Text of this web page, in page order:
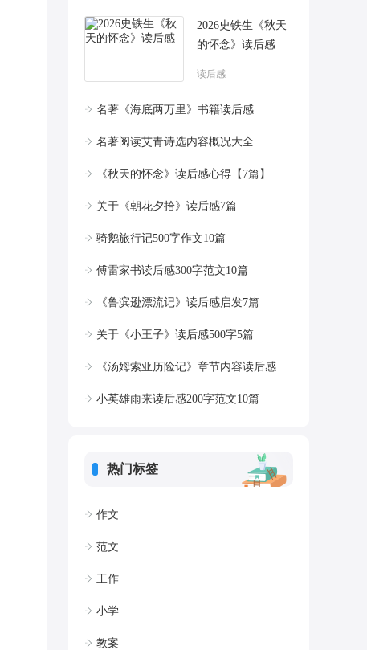
2026史铁生《秋天
的怀念》读后感
读后感
名著《海底两万里》书籍读后感
名著阅读艾青诗选内容概况大全
《秋天的怀念》读后感心得【7篇】
关于《朝花夕拾》读后感7篇
骑鹅旅行记500字作文10篇
傅雷家书读后感300字范文10篇
《鲁滨逊漂流记》读后感启发7篇
关于《小王子》读后感500字5篇
《汤姆索亚历险记》章节内容读后感精选20篇
小英雄雨来读后感200字范文10篇
热门标签
作文
范文
工作
小学
教案